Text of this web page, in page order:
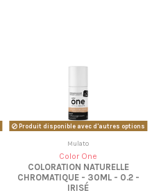
Produit disponible avec d'autres options
Mulato
Color One
COLORATION NATURELLE
CHROMATIQUE - 30ML - 0.2 -
IRISÉ